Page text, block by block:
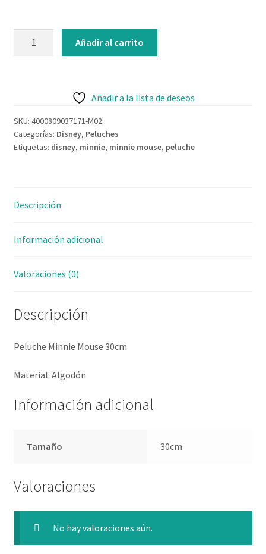
Contacto
Añadir al carrito
Añadir a la lista de deseos
SKU: 4000809037171-M02
Categorías: Disney, Peluches
Etiquetas: disney, minnie, minnie mouse, peluche
Descripción
Información adicional
Valoraciones (0)
Descripción
Peluche Minnie Mouse 30cm
Material: Algodón
Información adicional
Tamaño 30cm
Valoraciones
No hay valoraciones aún.